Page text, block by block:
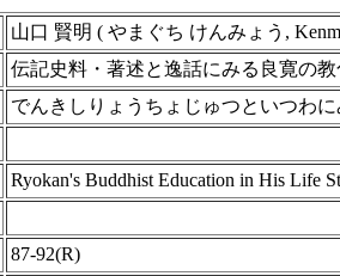
山口 賢明 ( やまぐち けんみょう,
伝記史料・著述と逸話にみる良寛の教
でんきしりょうちょじゅつといつわ
Ryokan's Buddhist Education in His Life
87-92(R)